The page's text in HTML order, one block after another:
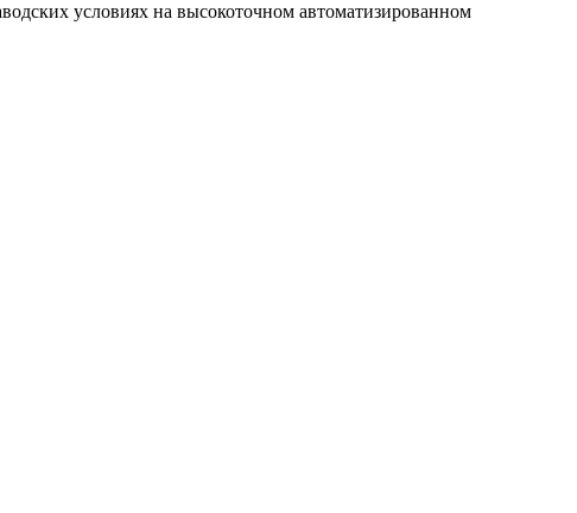
условиях на высокоточном автоматизированном